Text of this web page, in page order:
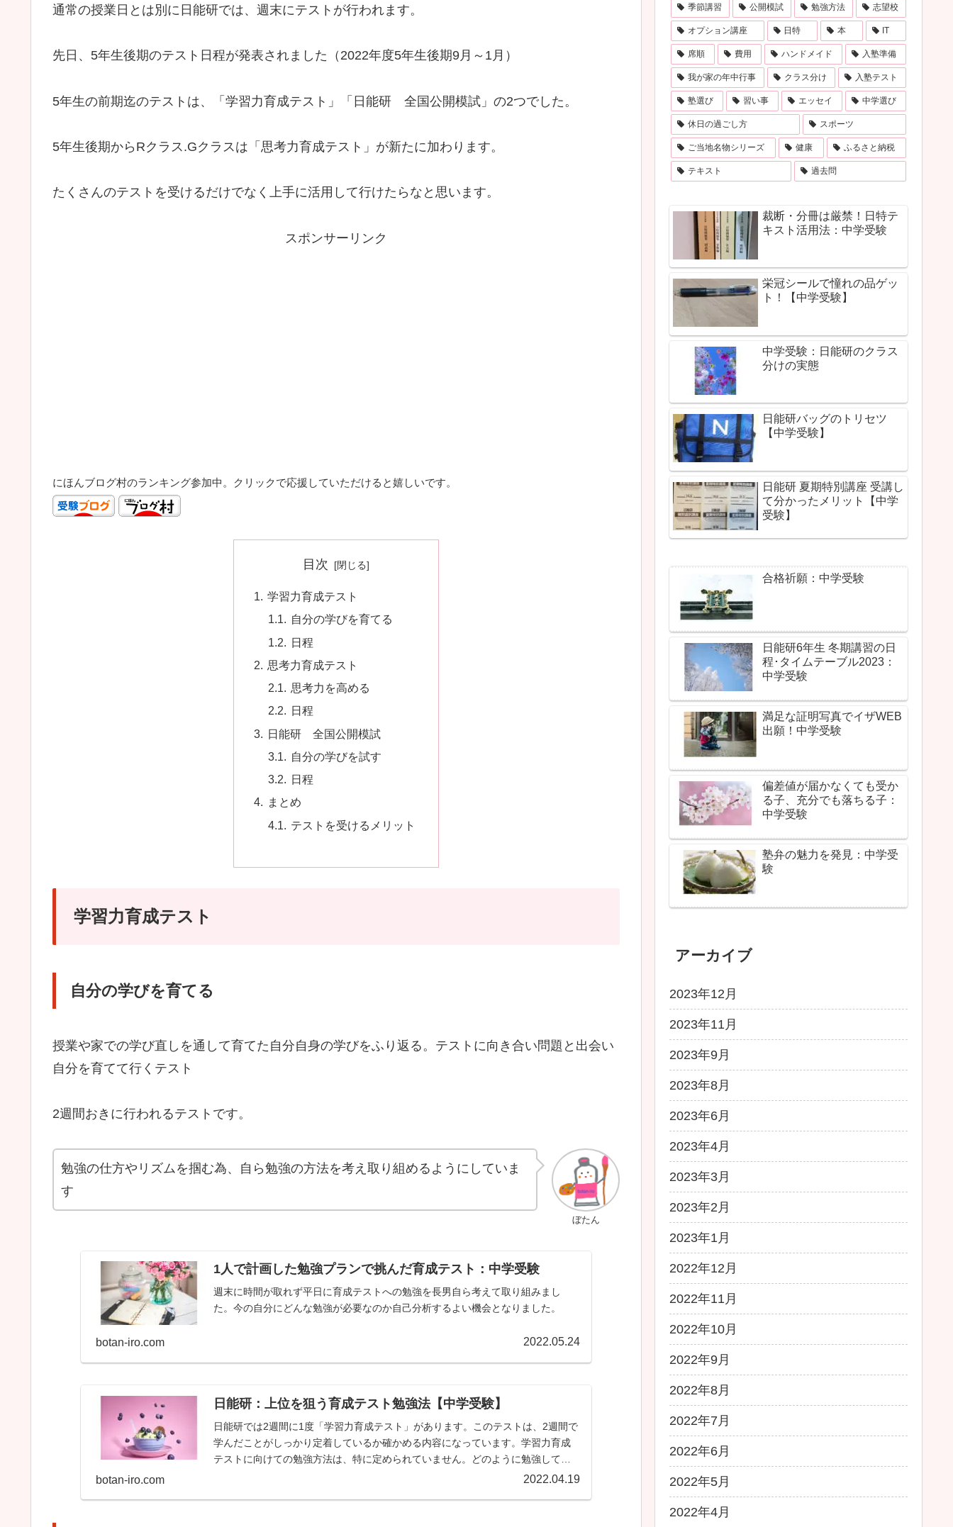
通常の授業日とは別に日能研では、週末にテストが行われます。
先日、5年生後期のテスト日程が発表されました（2022年度5年生後期9月～1月）
5年生の前期迄のテストは、「学習力育成テスト」「日能研 全国公開模試」の2つでした。
5年生後期からRクラス.Gクラスは「思考力育成テスト」が新たに加わります。
たくさんのテストを受けるだけでなく上手に活用して行けたらなと思います。
スポンサーリンク
にほんブログ村のランキング参加中。クリックで応援していただけると嬉しいです。
目次
学習力育成テスト
自分の学びを育てる
日程
思考力育成テスト
思考力を高める
日程
日能研 全国公開模試
自分の学びを試す
日程
まとめ
テストを受けるメリット
学習力育成テスト
自分の学びを育てる
授業や家での学び直しを通して育てた自分自身の学びをふり返る。テストに向き合い問題と出会い
自分を育てて行くテスト
2週間おきに行われるテストです。
ぼたん
勉強の仕方やリズムを掴む為、自ら勉強の方法を考え取り組めるようにしていま
す
1人で計画した勉強プランで挑んだ育成テスト：中学受験
週末に時間が取れず平日に育成テストへの勉強を長男自ら考えて取り組みまし
た。今の自分にどんな勉強が必要なのか自己分析するよい機会となりました。
botan-iro.com 2022.05.24
日能研：上位を狙う育成テスト勉強法【中学受験】
日能研では2週間に1度「学習力育成テスト」があります。このテストは、2週間で
学んだことがしっかり定着しているか確かめる内容になっています。学習力育成
テストに向けての勉強方法は、特に定められていません。どのように勉強してテ
botan-iro.com 2022.04.19
季節講習 公開模試 勉強方法 志望校
オプション講座 日特 本 IT
席順 費用 ハンドメイド 入塾準備
我が家の年中行事 クラス分け 入塾テスト
塾選び 習い事 エッセイ 中学選び
休日の過ごし方 スポーツ
ご当地名物シリーズ 健康 ふるさと納税
テキスト 過去問
裁断・分冊は厳禁！日特テ
キスト活用法：中学受験
栄冠シールで憧れの品ゲッ
ト！【中学受験】
中学受験：日能研のクラス
分けの実態
日能研バッグのトリセツ
【中学受験】
日能研 夏期特別講座 受講し
て分かったメリット【中学
受験】
合格祈願：中学受験
日能研6年生 冬期講習の日
程･タイムテーブル2023：
中学受験
満足な証明写真でイザWEB
出願！中学受験
偏差値が届かなくても受か
る子、充分でも落ちる子：
中学受験
塾弁の魅力を発見：中学受
験
アーカイブ
2023年12月
2023年11月
2023年9月
2023年8月
2023年6月
2023年4月
2023年3月
2023年2月
2023年1月
2022年12月
2022年11月
2022年10月
2022年9月
2022年8月
2022年7月
2022年6月
2022年5月
2022年4月